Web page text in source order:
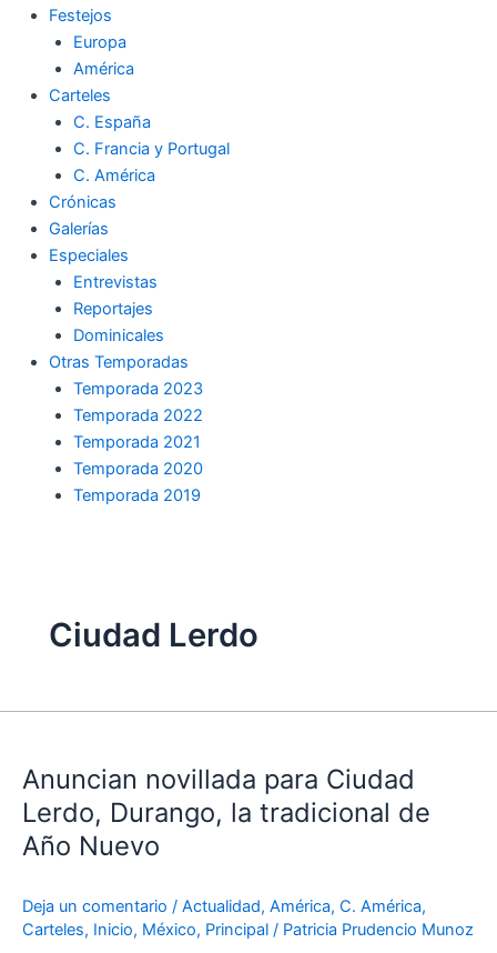
Festejos
Europa
América
Carteles
C. España
C. Francia y Portugal
C. América
Crónicas
Galerías
Especiales
Entrevistas
Reportajes
Dominicales
Otras Temporadas
Temporada 2023
Temporada 2022
Temporada 2021
Temporada 2020
Temporada 2019
Ciudad Lerdo
Anuncian novillada para Ciudad
Lerdo, Durango, la tradicional de
Año Nuevo
Deja un comentario / Actualidad, América, C. América,
Carteles, Inicio, México, Principal / Patricia Prudencio Munoz
para
Ciudad
Lerdo,
Durango,
tradicional
de